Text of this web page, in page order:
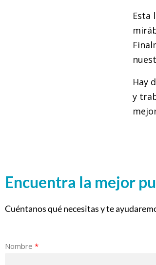
Esta
Hay
y
Encuentra la mejor
Cuéntanos qué necesitas y te
Nombre *